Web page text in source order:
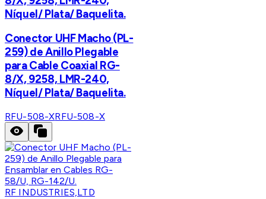
Níquel/ Plata/ Baquelita.
Conector UHF Macho (PL-
259) de Anillo Plegable
para Cable Coaxial RG-
8/X, 9258, LMR-240,
Níquel/ Plata/ Baquelita.
RFU-508-XRFU-508-X
RF INDUSTRIES,LTD